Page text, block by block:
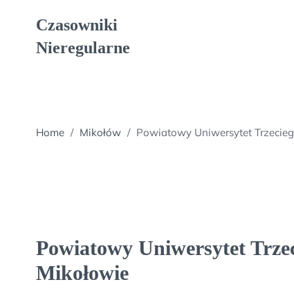
Czasowniki
Nieregularne
Home / Mikołów / Powiatowy Uniwersytet
Powiatowy Uniwersytet
Mikołowie